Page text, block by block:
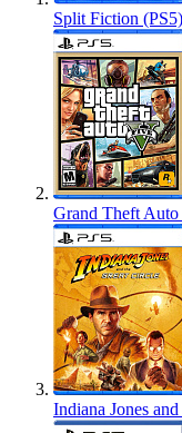
Split Fiction (PS5)
Grand Theft
Indiana Jones